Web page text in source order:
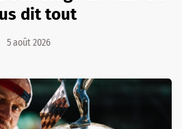
dit tout
5 août 2026